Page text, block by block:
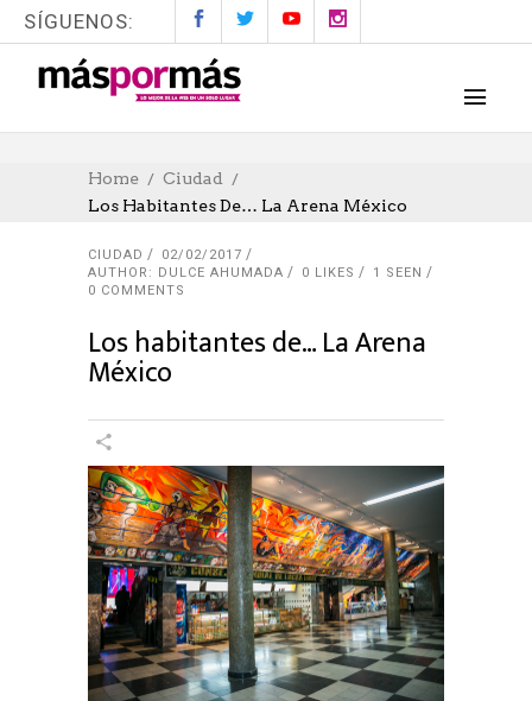
SÍGUENOS:
Home
Ciudad
Los Habitantes De… La Arena México
CIUDAD
02/02/2017
AUTHOR: DULCE AHUMADA
0 LIKES
1 SEEN
0 COMMENTS
Los habitantes de… La Arena
México